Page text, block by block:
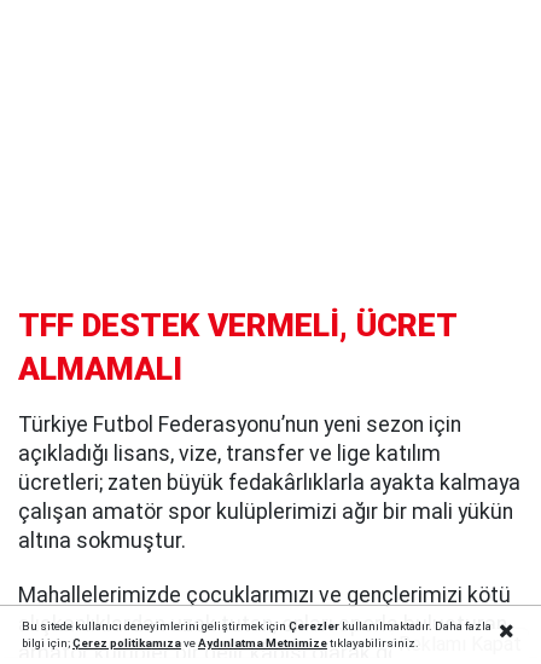
TFF DESTEK VERMELİ, ÜCRET
ALMAMALI
Türkiye Futbol Federasyonu’nun yeni sezon için
açıkladığı lisans, vize, transfer ve lige katılım
ücretleri; zaten büyük fedakârlıklarla ayakta kalmaya
çalışan amatör spor kulüplerimizi ağır bir mali yükün
altına sokmuştur.
Mahallelerimizde çocuklarımızı ve gençlerimizi kötü
alışkanlıklardan uzak tutan, onları sporla buluşturan
amatör kulüpler bir gelir kapısı olarak görülemez.
Bu sitede kullanıcı deneyimlerini geliştirmek için Çerezlerkullanılmaktadır. Daha fazla
bilgi için;Çerez politikamızaveAydınlatma Metnimizetıklayabilirsiniz.Reklamı Kapat